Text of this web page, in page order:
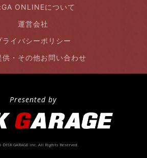
ONLINEについて
運営会社
ライバシーポリシー
供・その他お問い合わせ
Presented by
DISK GARAGE inc. All Rights Reserved.